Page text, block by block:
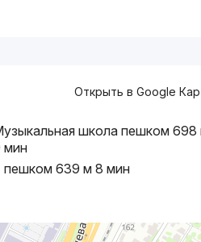
Открыть в Google
школа пешком 698
мин
пешком 639 м 8 мин